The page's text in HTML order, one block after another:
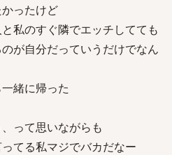
ったけど
私のすぐ隣でエッチしてても
が自分だっていうだけでなん
緒に帰った
って思いながらも
てる私マジでバカだなー